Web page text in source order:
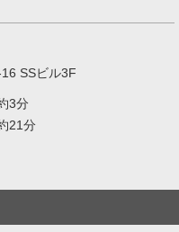
SSビル3F
3分
21分